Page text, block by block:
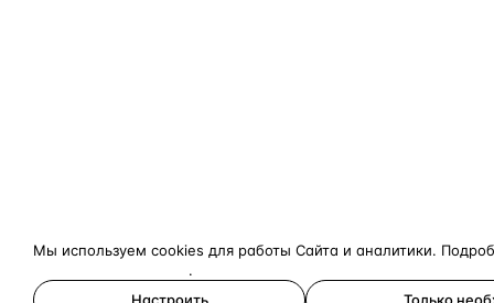
Мы используем cookies для работы Сайта и аналитики.
.